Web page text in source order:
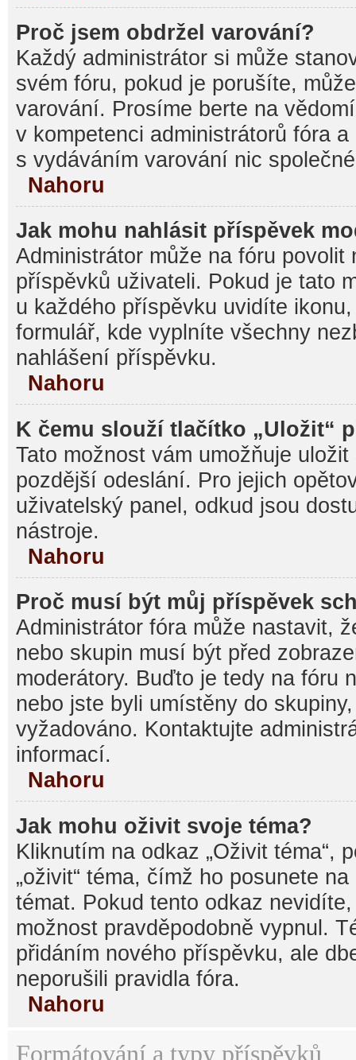
Proč jsem obdržel varování?
Každý administrátor si může
svém fóru, pokud je porušíte,
varování. Prosíme berte na
v kompetenci administrátorů fóra
s vydáváním varování nic
Nahoru
Jak mohu nahlásit příspěvek
Administrátor může na fóru povolit
příspěvků uživateli. Pokud je tato
u každého příspěvku uvidíte
formulář, kde vyplníte všechny
nahlášení příspěvku.
Nahoru
K čemu slouží tlačítko „Uložit“
Tato možnost vám umožňuje
pozdější odeslání. Pro jejich
uživatelský panel, odkud jsou
nástroje.
Nahoru
Proč musí být můj příspěvek
Administrátor fóra může nastavit,
nebo skupin musí být před
moderátory. Buďto je tedy na fóru
nebo jste byli umístěny do
vyžadováno. Kontaktujte
informací.
Nahoru
Jak mohu oživit svoje téma?
Kliknutím na odkaz „Oživit téma“,
„oživit“ téma, čímž ho posunete
témat. Pokud tento odkaz
možnost pravděpodobně vypnul.
přidáním nového příspěvku, ale
neporušili pravidla fóra.
Nahoru
Formátování a typy příspěvků